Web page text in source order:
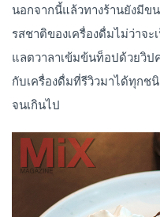
นอกจากนี้แล้วทางร้านยังมีข
รสชาติของเครื่องดื่มไม่ว่าจะ
แลตวาลาเข้มข้นท็อปด้วยวิป
กับเครื่องดื่มที่รีวิวมาได้ทุกช
จนเกินไป